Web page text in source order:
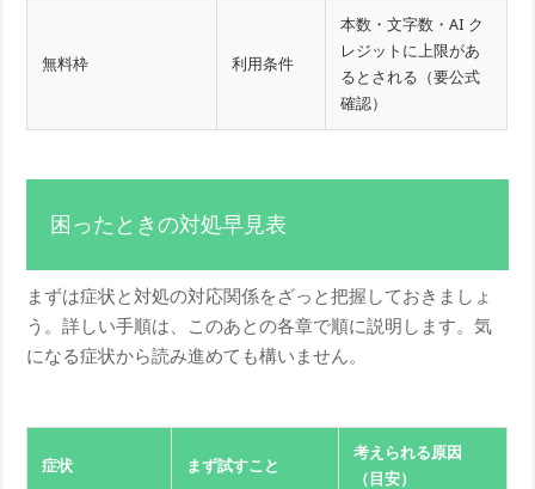
無料枠 利用条件
本数・文字数・AI ク
レジットに上限があ
るとされる（要公式
確認）
困ったときの対処早見表
まずは症状と対処の対応関係をざっと把握しておきましょ
う。詳しい手順は、このあとの各章で順に説明します。気
になる症状から読み進めても構いません。
症状 まず試すこと
考えられる原因
（目安）